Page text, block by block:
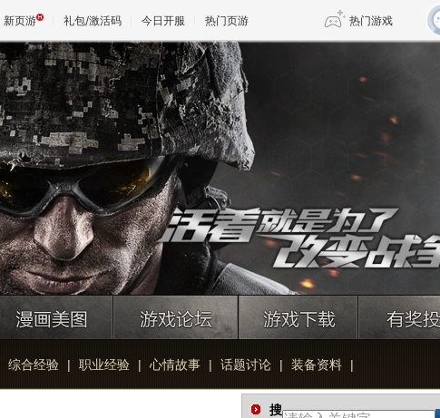
新页游 礼包/激活码 今日开服 热门页游 热门游戏
魔兽
天堂
王权与自由 诛仙世界 新仙侠5
综合经验 | 职业经验 | 心情故事 | 话题讨论 | 装备资料 |
搜